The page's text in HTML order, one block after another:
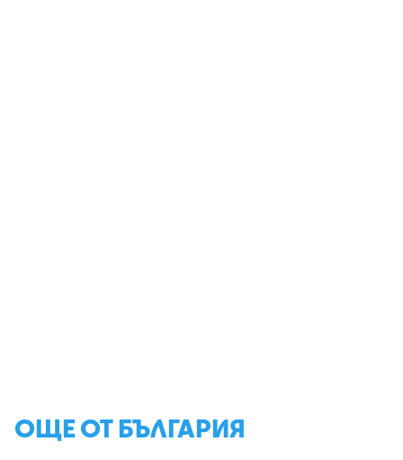
ОЩЕ ОТ БЪЛГАРИЯ